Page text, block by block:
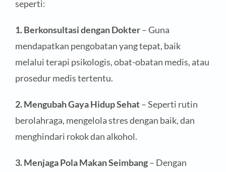
seperti:
1. Berkonsultasi dengan Dokter– Guna
mendapatkan pengobatan yang tepat, baik
melalui terapi psikologis, obat-obatan medis, atau
prosedur medis tertentu.
2. Mengubah Gaya Hidup Sehat– Seperti rutin
berolahraga, mengelola stres dengan baik, dan
menghindari rokok dan alkohol.
3. Menjaga Pola Makan Seimbang– Dengan